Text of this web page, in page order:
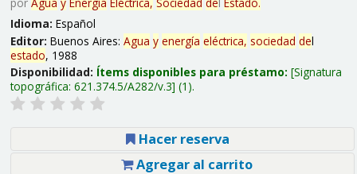
Idioma: Español
Editor: Buenos Aires: Agua y energía eléctrica, sociedad del
estado, 1988
Disponibilidad: Ítems disponibles para préstamo: Signatura
topográfica: 621.374.5/A282/v.3 (1).
Hacer reserva
Agregar al carrito